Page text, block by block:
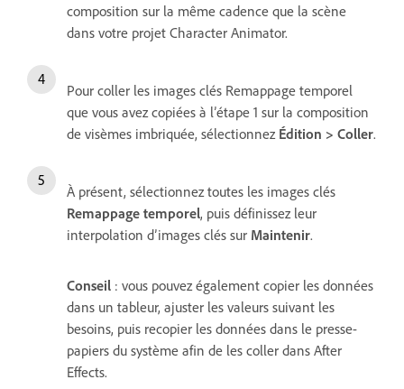
composition sur la même cadence que la scène
dans votre projet Character Animator.
Pour coller les images clés Remappage temporel
que vous avez copiées à l’étape 1 sur la composition
de visèmes imbriquée, sélectionnez Édition > Coller.
À présent, sélectionnez toutes les images clés
Remappage temporel, puis définissez leur
interpolation d’images clés sur Maintenir.
Conseil : vous pouvez également copier les données
dans un tableur, ajuster les valeurs suivant les
besoins, puis recopier les données dans le presse-
papiers du système afin de les coller dans After
Effects.